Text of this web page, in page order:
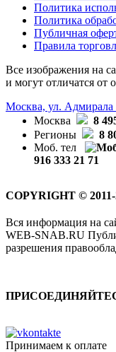
Политика
Политика
Публичная
Правила
Все изображения на
и могут отличатся от
Москва, ул. Адмирала
Москва
8
Регионы
8
Моб. тел
916 333 21 71
COPYRIGHT ©
Вся информация на
WEB-SNAB.RU
разрешения
Принимаем к оплате